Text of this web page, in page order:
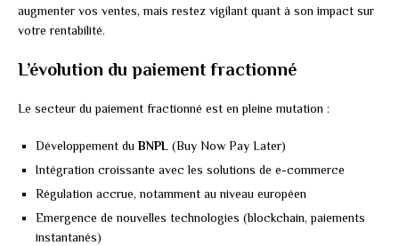
augmenter vos ventes, mais restez vigilant quant à son impact sur
votre rentabilité.
L’évolution du paiement fractionné
Le secteur du paiement fractionné est en pleine mutation :
Développement duBNPL (Buy Now Pay Later)
Intégration croissante avec les solutions de e-commerce
Régulation accrue, notamment au niveau européen
Emergence de nouvelles technologies (blockchain, paiements
instantanés)